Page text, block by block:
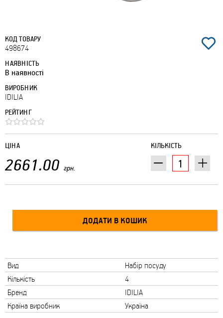
КОД ТОВАРУ
498674
НАЯВНІСТЬ
В наявності
ВИРОБНИК
IDILIA
РЕЙТИНГ
КІЛЬКІСТЬ
ЦІНА
2661.00 грн.
Вид
Набір посуду
Кількість
4
Бренд
IDILIA
Країна виробник
Україна